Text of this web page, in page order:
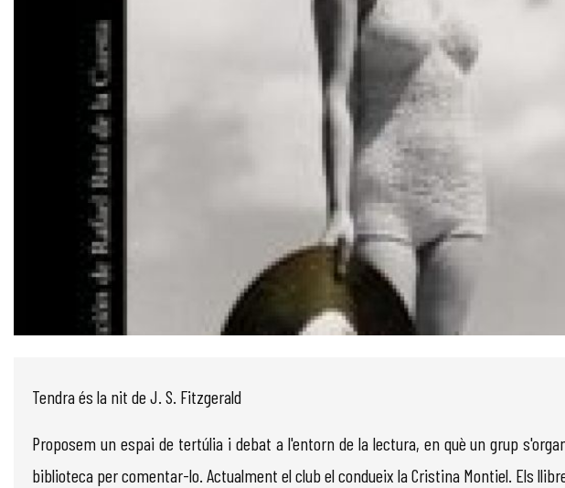
Tendra és la nit de J. S. Fitzgerald
Proposem un espai de tertúlia i debat a l'entorn de la lectura, en què un grup
biblioteca per comentar-lo. Actualment el club el condueix la Cristina Montiel. Els